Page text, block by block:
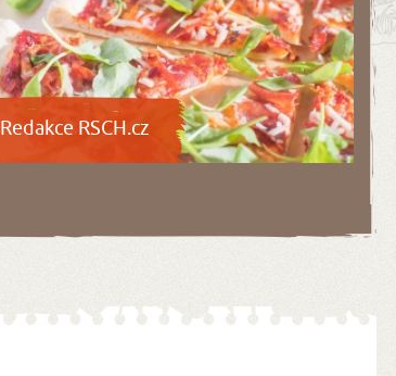
Redakce RSCH.cz